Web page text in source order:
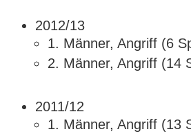
2012/13
1. Männer, Angriff (6
2. Männer, Angriff (14
2011/12
1. Männer, Angriff (13